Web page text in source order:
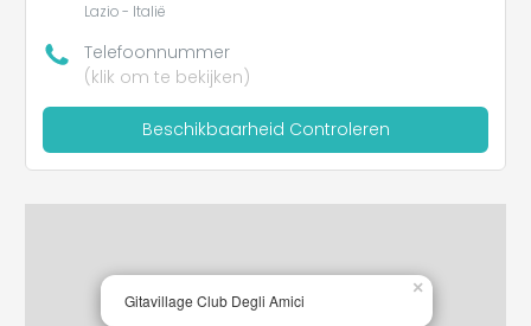
Lazio - Italië
Telefoonnummer
(klik om te bekijken)
Beschikbaarheid Controleren
Gitavillage Club Degli Amici
×